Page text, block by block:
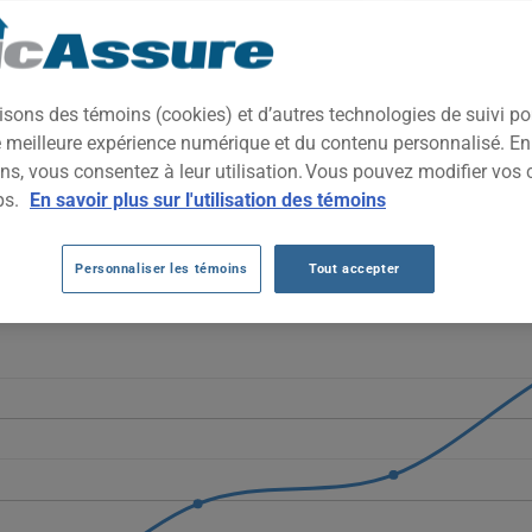
performance qui combine luxe allemand et sensations de
recherchant puissance, prestige et technologie de
M340I AU FIL DES 5 DERNIÈRES
augmentent fortement, passant de 1617 $ à 3373 $ en 2025,
et le profil sportif haute performance du véhicule.
BMW M340I, il est plus important que jamais de comparer
des témoins (cookies) et d’autres technologies de suivi
expérience numérique et du contenu personnalisé.
vous consentez à leur utilisation. Vous pouvez modifier vos
En savoir plus sur l'utilisation des témoins
Personnaliser les témoins Tout accepter